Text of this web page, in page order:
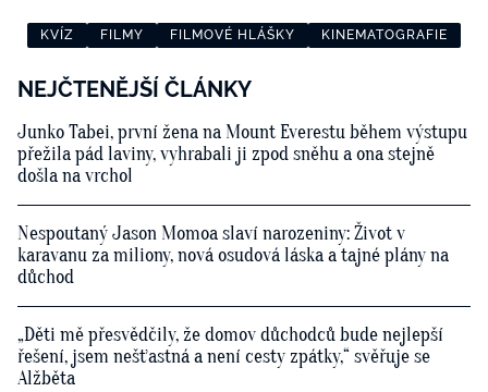
KVÍZ FILMY FILMOVÉ HLÁŠKY KINEMATOGRAFIE
NEJČTENĚJŠÍ ČLÁNKY
Junko Tabei, první žena na Mount Everestu během výstupu
přežila pád laviny, vyhrabali ji zpod sněhu a ona stejně
došla na vrchol
Nespoutaný Jason Momoa slaví narozeniny: Život v
karavanu za miliony, nová osudová láska a tajné plány na
důchod
„Děti mě přesvědčily, že domov důchodců bude nejlepší
řešení, jsem nešťastná a není cesty zpátky,“ svěřuje se
Alžběta